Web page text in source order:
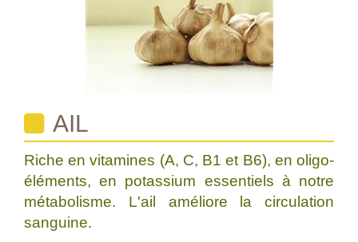
AIL
Riche en vitamines (A, C, B1 et B6), en oligo-
éléments, en potassium essentiels à notre
métabolisme. L'ail améliore la circulation
sanguine.